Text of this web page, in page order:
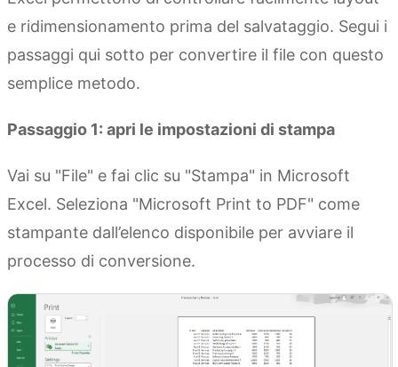
e ridimensionamento prima del salvataggio. Segui i
passaggi qui sotto per convertire il file con questo
semplice metodo.
Passaggio 1: apri le impostazioni di stampa
Vai su "File" e fai clic su "Stampa" in Microsoft
Excel. Seleziona "Microsoft Print to PDF" come
stampante dall’elenco disponibile per avviare il
processo di conversione.